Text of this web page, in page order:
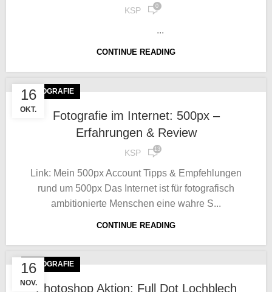
KSP 0
...
CONTINUE READING
16
OKT.
FOTOGRAFIE
Fotografie im Internet: 500px –
Erfahrungen & Review
KSP 13
Link: Mein 500px Account Tipps & Empfehlungen
rund um 500px Das Internet ist für fotografisch
ambitionierte Menschen eine wahre S...
CONTINUE READING
16
NOV.
FOTOGRAFIE
Photoshop Aktion: Full Dot Lochblech